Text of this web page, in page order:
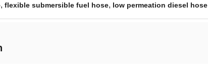
, flexible submersible fuel hose, low permeation diesel hose